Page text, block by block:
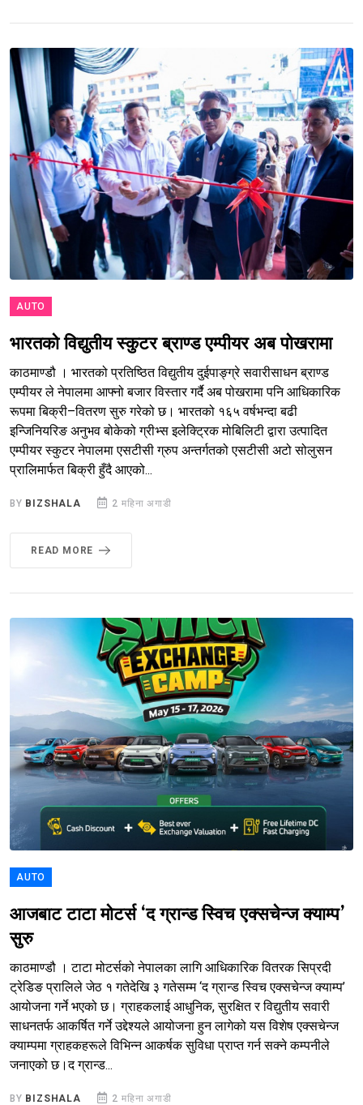
AUTO
भारतको विद्युतीय स्कुटर ब्राण्ड एम्पीयर अब पोखरामा
काठमाण्डौ । भारतको प्रतिष्ठित विद्युतीय दुईपाङ्ग्रे सवारीसाधन ब्राण्ड
एम्पीयर ले नेपालमा आफ्नो बजार विस्तार गर्दै अब पोखरामा पनि आधिकारिक
रूपमा बिक्री–वितरण सुरु गरेको छ। भारतको १६५ वर्षभन्दा बढी
इन्जिनियरिङ अनुभव बोकेको ग्रीभ्स इलेक्ट्रिक मोबिलिटी द्वारा उत्पादित
एम्पीयर स्कुटर नेपालमा एसटीसी ग्रुप अन्तर्गतको एसटीसी अटो सोलुसन
प्रालिमार्फत बिक्री हुँदै आएको...
BY BIZSHALA 2 महिना अगाडी
READ MORE
AUTO
आजबाट टाटा मोटर्स ‘द ग्रान्ड स्विच एक्सचेन्ज क्याम्प’
सुरु
काठमाण्डौ । टाटा मोटर्सको नेपालका लागि आधिकारिक वितरक सिप्रदी
ट्रेडिङ प्रालिले जेठ १ गतेदेखि ३ गतेसम्म ‘द ग्रान्ड स्विच एक्सचेन्ज क्याम्प’
आयोजना गर्ने भएको छ। ग्राहकलाई आधुनिक, सुरक्षित र विद्युतीय सवारी
साधनतर्फ आकर्षित गर्ने उद्देश्यले आयोजना हुन लागेको यस विशेष एक्सचेन्ज
क्याम्पमा ग्राहकहरूले विभिन्न आकर्षक सुविधा प्राप्त गर्न सक्ने कम्पनीले
जनाएको छ।द ग्रान्ड...
BY BIZSHALA 2 महिना अगाडी